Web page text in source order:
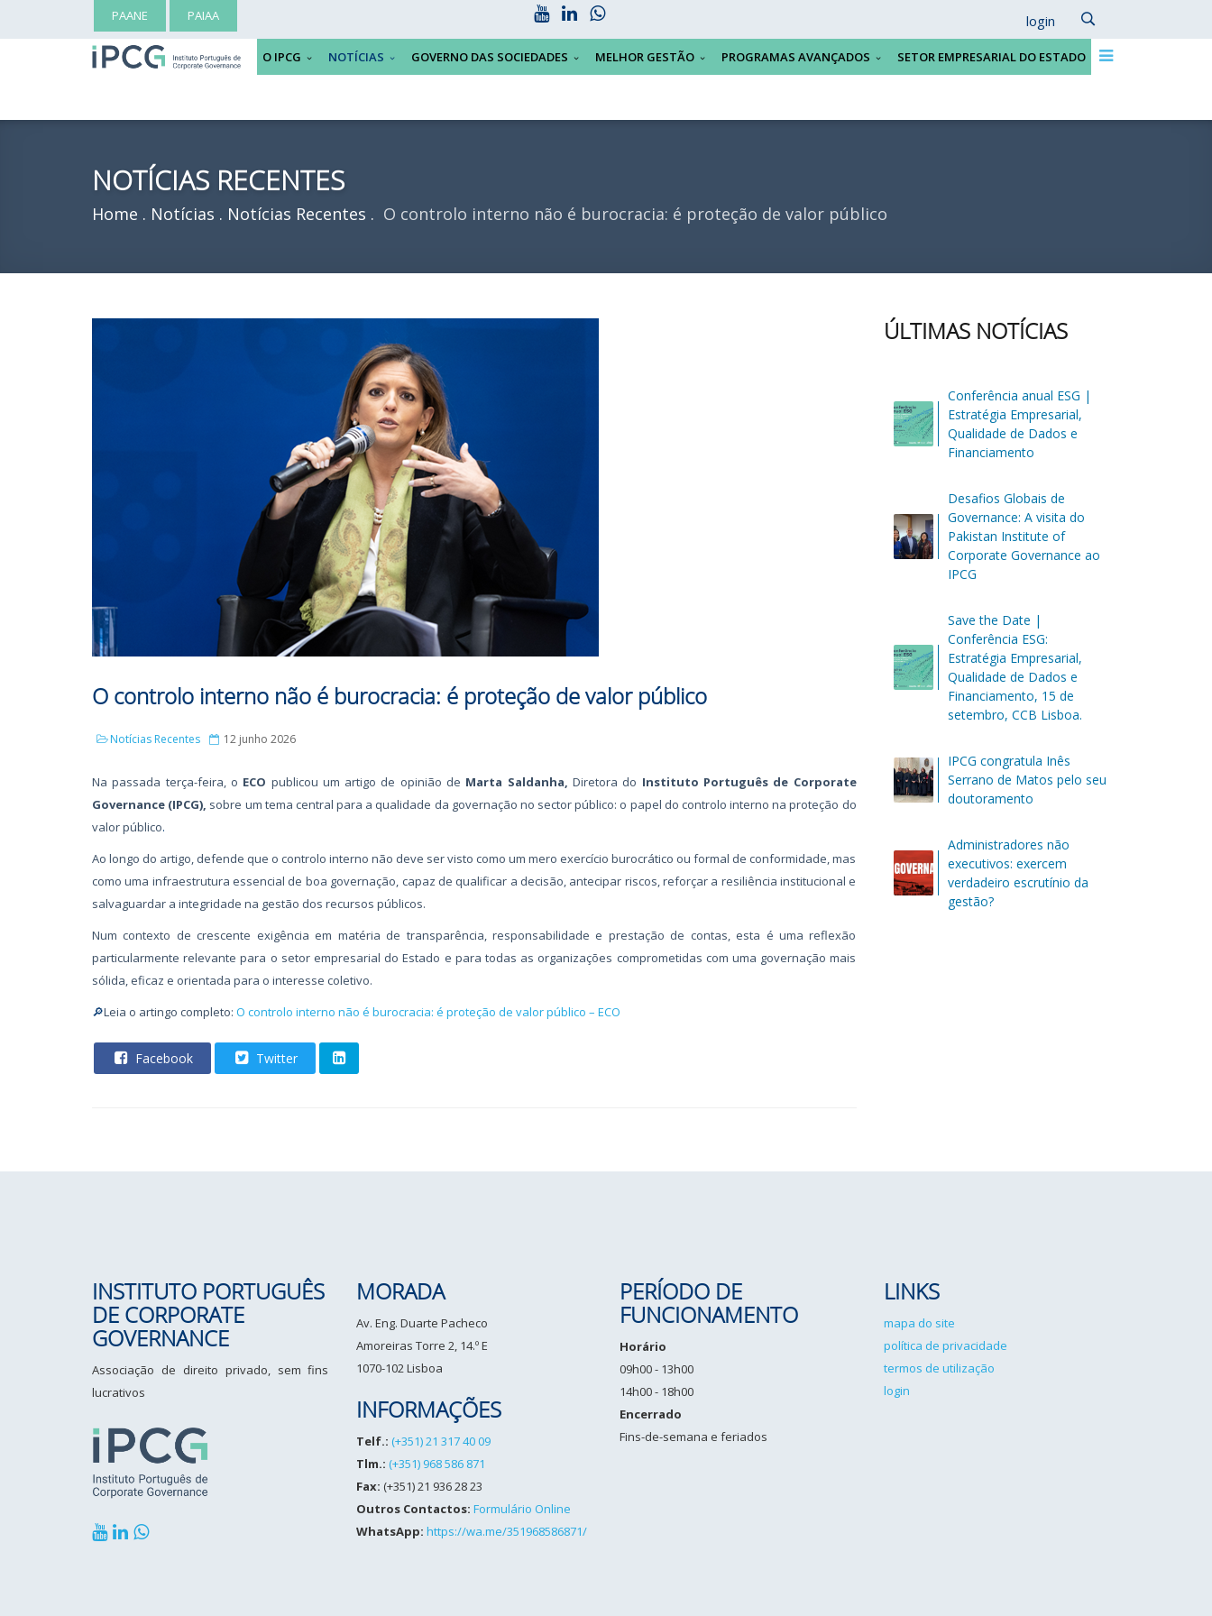
PAANE PAIAA login
O IPCG NOTÍCIAS GOVERNO DAS SOCIEDADES MELHOR GESTÃO PROGRAMAS AVANÇADOS SETOR EMPRESARIAL DO ESTADO
NOTÍCIAS RECENTES
Home Notícias Notícias Recentes O controlo interno não é burocracia: é proteção de valor público
O controlo interno não é burocracia: é proteção de valor público
Notícias Recentes 12 junho 2026
Na passada terça-feira, o ECO publicou um artigo de opinião de Marta Saldanha, Diretora do Instituto Português de Corporate
Governance (IPCG), sobre um tema central para a qualidade da governação no sector público: o papel do controlo interno na proteção do
valor público.
Ao longo do artigo, defende que o controlo interno não deve ser visto como um mero exercício burocrático ou formal de conformidade, mas
como uma infraestrutura essencial de boa governação, capaz de qualificar a decisão, antecipar riscos, reforçar a resiliência institucional e
salvaguardar a integridade na gestão dos recursos públicos.
Num contexto de crescente exigência em matéria de transparência, responsabilidade e prestação de contas, esta é uma reflexão
particularmente relevante para o setor empresarial do Estado e para todas as organizações comprometidas com uma governação mais
sólida, eficaz e orientada para o interesse coletivo.
🔎Leia o artingo completo: O controlo interno não é burocracia: é proteção de valor público – ECO
Facebook Twitter
ÚLTIMAS NOTÍCIAS
Conferência anual ESG |
Estratégia Empresarial,
Qualidade de Dados e
Financiamento
Desafios Globais de
Governance: A visita do
Pakistan Institute of
Corporate Governance ao
IPCG
Save the Date |
Conferência ESG:
Estratégia Empresarial,
Qualidade de Dados e
Financiamento, 15 de
setembro, CCB Lisboa.
IPCG congratula Inês
Serrano de Matos pelo seu
doutoramento
Administradores não
executivos: exercem
verdadeiro escrutínio da
gestão?
INSTITUTO PORTUGUÊS
DE CORPORATE
GOVERNANCE
Associação de direito privado, sem fins
lucrativos
MORADA
Av. Eng. Duarte Pacheco
Amoreiras Torre 2, 14.º E
1070-102 Lisboa
INFORMAÇÕES
Telf.: (+351) 21 317 40 09
Tlm.: (+351) 968 586 871
Fax: (+351) 21 936 28 23
Outros Contactos: Formulário Online
WhatsApp: https://wa.me/351968586871/
PERÍODO DE
FUNCIONAMENTO
Horário
09h00 - 13h00
14h00 - 18h00
Encerrado
Fins-de-semana e feriados
LINKS
mapa do site
política de privacidade
termos de utilização
login